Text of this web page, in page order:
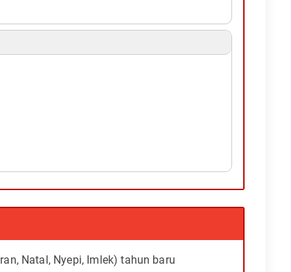
Natal, Nyepi, Imlek) tahun baru